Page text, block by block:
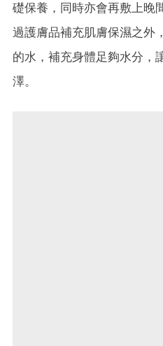
礎保養，同時亦會再敷上晚
過護膚品補充肌膚保濕之外
的水，補充身體足夠水分，
澤。